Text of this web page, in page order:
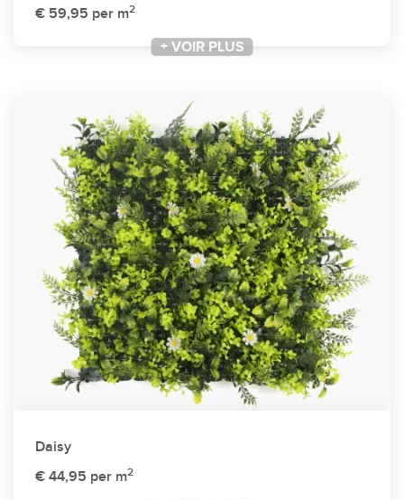
€ 59,95 per m2
+ VOIR PLUS
Daisy
€ 44,95 per m2